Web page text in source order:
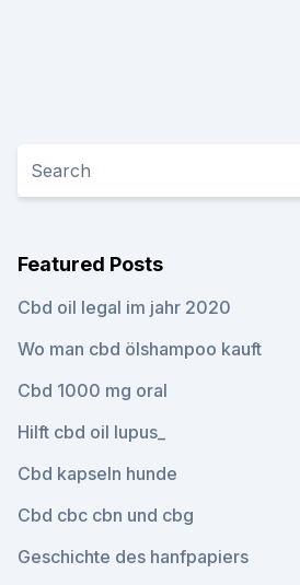
Featured Posts
Cbd oil legal im jahr 2020
Wo man cbd ölshampoo kauft
Cbd 1000 mg oral
Hilft cbd oil lupus_
Cbd kapseln hunde
Cbd cbc cbn und cbg
Geschichte des hanfpapiers